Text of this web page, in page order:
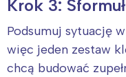
Krok 3:
Podsumuj sytuację
więc jeden zestaw
chcą budować